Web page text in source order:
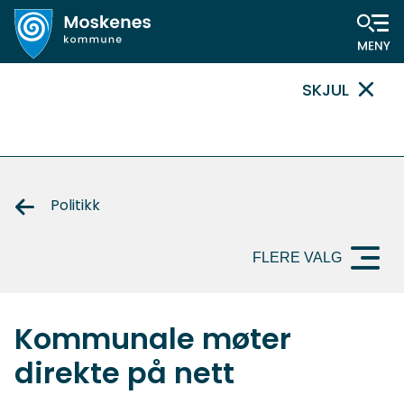
MELDING
SKJUL
Politikk
FLERE VALG
Kommunale møter
direkte på nett